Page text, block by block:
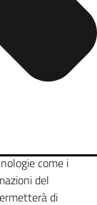
come i
del
di